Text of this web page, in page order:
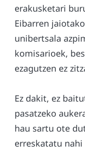
erakusketari
Eibarren
unibertsala
komisarioek,
ezagutzen ez
Ez dakit, ez
pasatzeko
hau sartu ote
erreskatatu